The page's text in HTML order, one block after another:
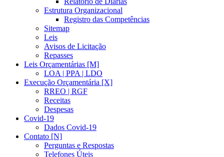
Estrutura Organizacional
Registro das Competências
Sitemap
Leis
Avisos de Licitação
Repasses
Leis Orçamentárias [M]
LOA | PPA | LDO
Execução Orçamentária [X]
RREO | RGF
Receitas
Despesas
Covid-19
Dados Covid-19
Contato [N]
Perguntas e Respostas
Telefones Úteis